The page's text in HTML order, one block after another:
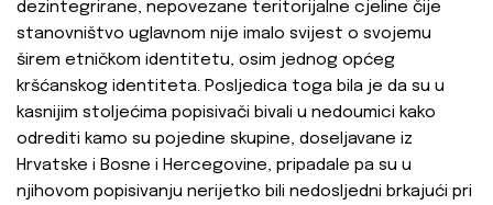
dezintegrirane, nepovezane teritorijalne cjeline čije
stanovništvo uglavnom nije imalo svijest o svojemu
širem etničkom identitetu, osim jednog općeg
kršćanskog identiteta. Posljedica toga bila je da su u
kasnijim stoljećima popisivači bivali u nedoumici kako
odrediti kamo su pojedine skupine, doseljavane iz
Hrvatske i Bosne i Hercegovine, pripadale pa su u
njihovom popisivanju nerijetko bili nedosljedni brkajući pri